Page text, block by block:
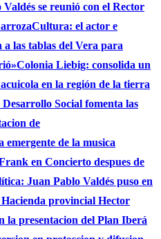
se reunió con el Rector
Cultura: el actor e
las tablas del Vera para
Colonia Liebig: consolida un
en la región de la tierra
Social fomenta las
de
de la musica
en Concierto despues de
Juan Pablo Valdés puso en
provincial Hector
la presentacion del Plan Iberá